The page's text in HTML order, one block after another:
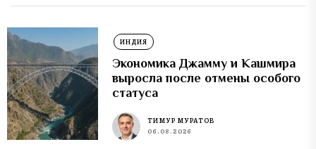
ИНДИЯ
Экономика Джамму и Кашмира
выросла после отмены особого
статуса
ТИМУР МУРАТОВ
06.08.2026